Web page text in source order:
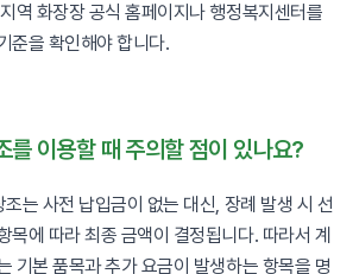
역 화장장 공식 홈페이지나 행정복지센터를
준을 확인해야 합니다.
를 이용할 때 주의할 점이 있나요?
조는 사전 납입금이 없는 대신, 장례 발생 시 선
목에 따라 최종 금액이 결정됩니다. 따라서 계
기본 품목과 추가 요금이 발생하는 항목을 명